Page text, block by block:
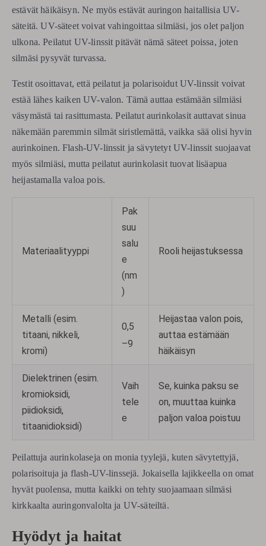
estävät häikäisyn. Ne myös estävät auringon haitallisia UV-
säteitä. UV-säteet voivat vahingoittaa silmiäsi, jos olet paljon
ulkona. Peilatut UV-linssit pitävät nämä säteet poissa, joten
silmäsi pysyvät turvassa.
Testit osoittavat, että peilatut ja polarisoidut UV-linssit voivat
estää lähes kaiken UV-valon. Tämä auttaa estämään silmiäsi
väsymästä tai rasittumasta. Peilatut aurinkolasit auttavat sinua
näkemään paremmin silmät siristlemättä, vaikka sää olisi hyvin
aurinkoinen. Flash-UV-linssit ja sävytetyt UV-linssit suojaavat
myös silmiäsi, mutta peilatut aurinkolasit tuovat lisäapua
heijastamalla valoa pois.
Materiaalityyppi
Pak
suu
salu
e
(nm
)
Rooli heijastuksessa
Metalli (esim.
titaani, nikkeli,
kromi)
0,5
–9
Heijastaa valon pois,
auttaa estämään
häikäisyn
Dielektrinen (esim.
kromioksidi,
piidioksidi,
titaanidioksidi)
Vaih
tele
e
Se, kuinka paksu se
on, muuttaa kuinka
paljon valoa poistuu
Peilattuja aurinkolaseja on monia tyylejä, kuten sävytettyjä,
polarisoituja ja flash-UV-linssejä. Jokaisella lajikkeella on omat
hyvät puolensa, mutta kaikki on tehty suojaamaan silmäsi
kirkkaalta auringonvalolta ja UV-säteiltä.
Hyödyt ja haitat